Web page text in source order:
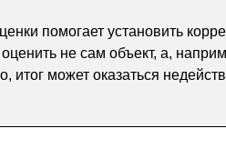
помогает установить
не сам объект, а,
итог может оказаться